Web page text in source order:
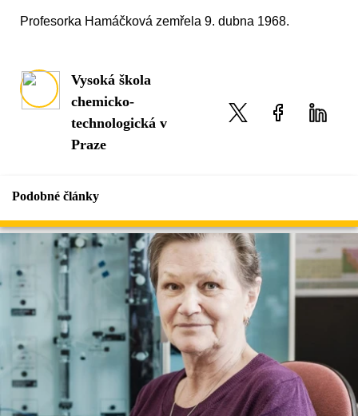
Profesorka Hamáčková zemřela 9. dubna 1968.
Vysoká škola
chemicko-
technologická v
Praze
Podobné články